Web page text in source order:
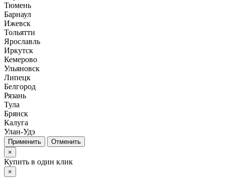
Тюмень
Барнаул
Ижевск
Тольятти
Ярославль
Иркутск
Кемерово
Ульяновск
Липецк
Белгород
Рязань
Тула
Брянск
Калуга
Улан-Удэ
Отменить
×
Купить в один клик
×